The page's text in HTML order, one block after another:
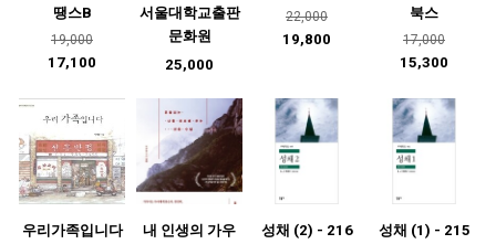
땡스B
19,000
17,100
서울대학교출판
문화원
25,000
22,000
19,800
북스
17,000
15,300
우리가족입니다
내 인생의 가우
성채 (2) - 216
성채 (1) - 215